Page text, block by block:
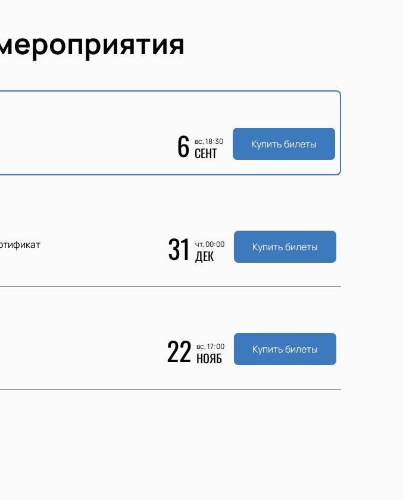
6 вс, 18:30
СЕНТ Купить билеты
31 чт, 00:00
ДЕК Купить билеты
22 вс, 17:00
НОЯБ Купить билеты